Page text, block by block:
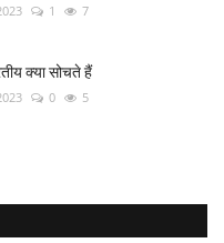
1 7
क्या सोचते हैं
0 5